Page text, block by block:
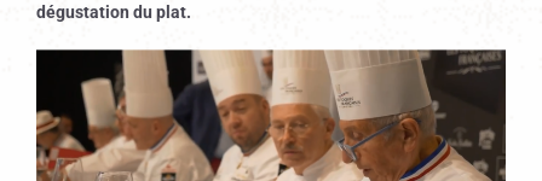
dégustation du plat.